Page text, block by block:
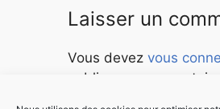
Laisser un
Vous devez vous
publier un commentaire.